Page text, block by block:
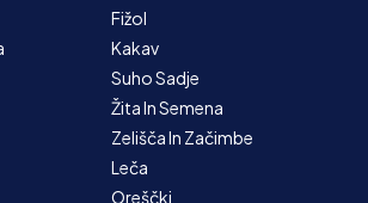
Fižol
Kakav
Suho Sadje
Žita In Semena
Zelišča In Začimbe
Leča
Oreščki